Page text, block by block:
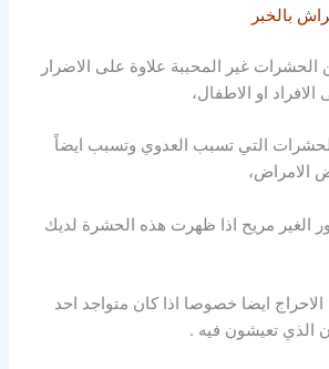
بالخبر
غير المحببة علاوة على الاضرار
او الاطفال،
التي تسبب العدوي وتسبب ايضاً
الامراض،
الغير مريح اذا ظهرت هذه الحشرة لديك
ايضا خصوصا اذا كان متواجد احد
الذي تعيشون فيه .